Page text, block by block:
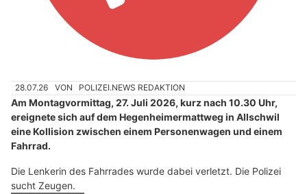
28.07.26 VON POLIZEI.NEWS REDAKTION
Am Montagvormittag, 27. Juli 2026, kurz nach 10.30 Uhr,
ereignete sich auf dem Hegenheimermattweg in Allschwil
eine Kollision zwischen einem Personenwagen und einem
Fahrrad.
Die Lenkerin des Fahrrades wurde dabei verletzt. Die Polizei
sucht Zeugen.